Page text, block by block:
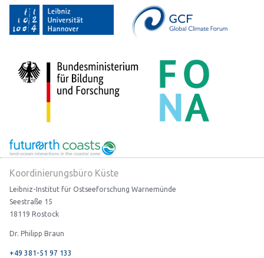
Koordinierungsbüro Küste
Leibniz-Institut für Ostseeforschung Warnemünde
Seestraße 15
18119 Rostock
Dr. Philipp Braun
+49 381-51 97 133